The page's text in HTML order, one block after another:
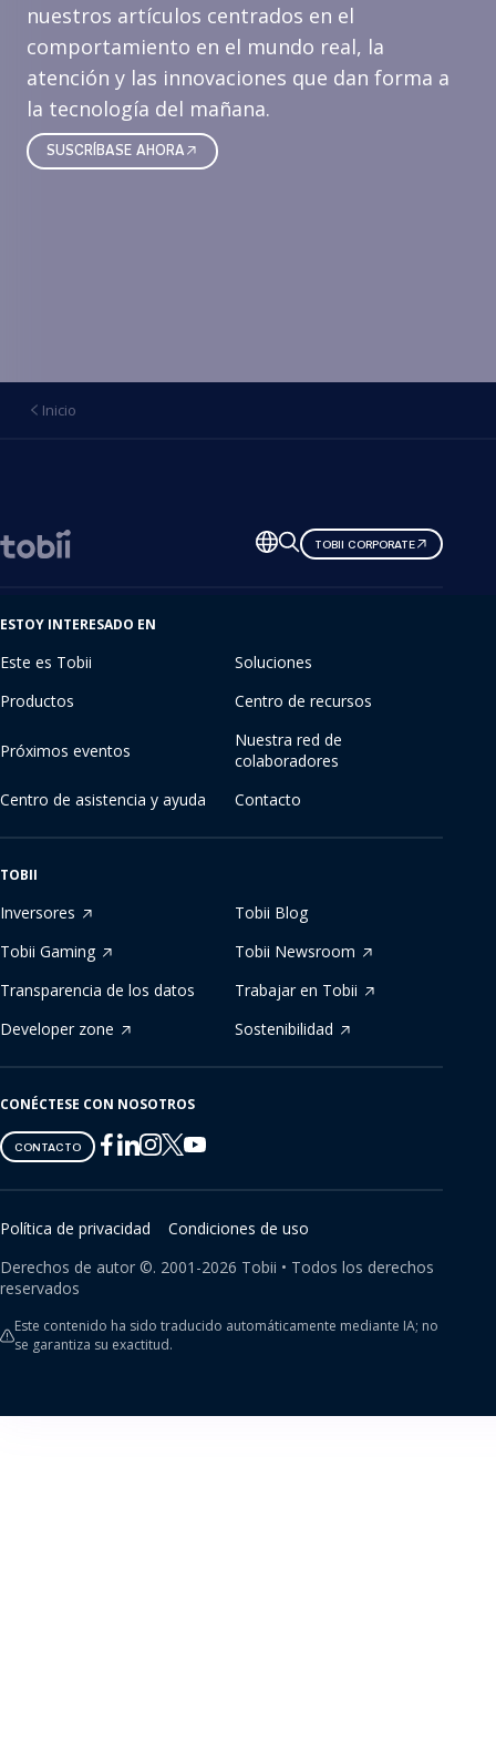
nuestros artículos centrados en el
comportamiento en el mundo real, la
atención y las innovaciones que dan forma a
la tecnología del mañana.
SUSCRÍBASE AHORA
Inicio
Cambiar
de
TOBII CORPORATE
ESTOY INTERESADO EN
Este es Tobii
Soluciones
Productos
Centro de recursos
Próximos eventos
Nuestra red de
colaboradores
Centro de asistencia y ayuda
Contacto
TOBII
Inversores
Tobii Blog
Tobii Gaming
Tobii Newsroom
Transparencia de los datos
Trabajar en Tobii
Developer zone
Sostenibilidad
CONÉCTESE CON NOSOTROS
CONTACTO
Tobii
on
Facebook
Tobii
on
Linkedin
Tobii
on
Instagram
Tobii
on
Twitter
Tobii
on
Youtube
Política de privacidad
Condiciones de uso
Derechos de autor ©. 2001-2026 Tobii • Todos los derechos
reservados
Este contenido ha sido traducido automáticamente mediante IA; no
se garantiza su exactitud.